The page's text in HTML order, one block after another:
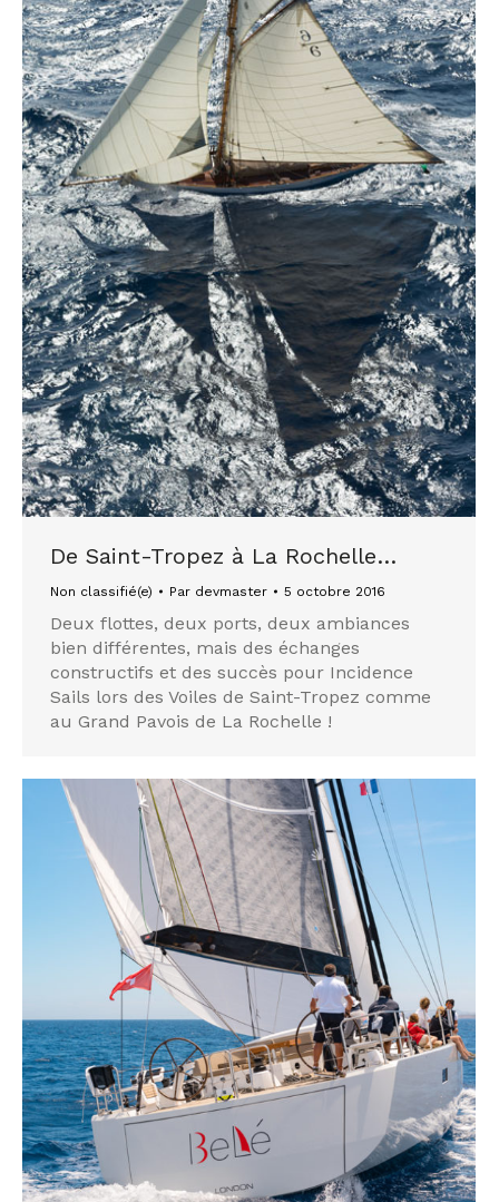
De Saint-Tropez à La Rochelle…
Non classifié(e) Par devmaster 5 octobre 2016
Deux flottes, deux ports, deux ambiances
bien différentes, mais des échanges
constructifs et des succès pour Incidence
Sails lors des Voiles de Saint-Tropez comme
au Grand Pavois de La Rochelle !